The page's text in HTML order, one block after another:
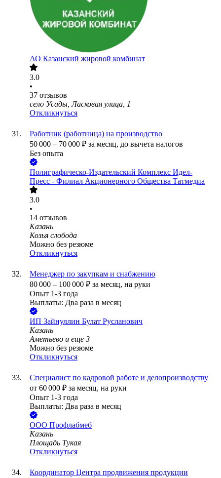
АО Казанский жировой комбинат
3.0
•
37 отзывов
село Усады, Ласковая улица, 1
Откликнуться
Работник (работница) на производство
50 000 – 70 000 ₽ за месяц, до вычета налогов
Без опыта
Полиграфическо-Издательский Комплекс Идел-
Пресс - Филиал Акционерного Общества Татмедиа
3.0
•
14 отзывов
Казань
Козья слобода
Можно без резюме
Откликнуться
Менеджер по закупкам и снабжению
80 000 – 100 000 ₽ за месяц, на руки
Опыт 1-3 года
Выплаты: Два раза в месяц
ИП Зайнуллин Булат Русланович
Казань
Аметьево и еще 3
Можно без резюме
Откликнуться
Специалист по кадровой работе и делопроизводству
от 60 000 ₽ за месяц, на руки
Опыт 1-3 года
Выплаты: Два раза в месяц
ООО Профлабмеб
Казань
Площадь Тукая
Откликнуться
Координатор Центра продвижения продукции